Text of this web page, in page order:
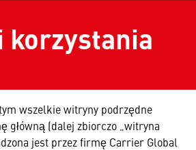
korzystania
wszelkie witryny podrzędne
główną (dalej zbiorczo „witryna
jest przez firmę Carrier Global